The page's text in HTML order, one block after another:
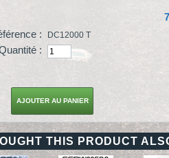
: DC12000 T
:
THIS PRODUCT